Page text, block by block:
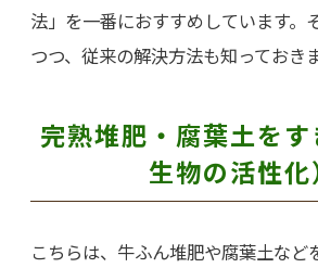
法」を一番におすすめしています。
つつ、従来の解決方法も知っておき
完熟堆肥・腐葉土を
生物の活性化
こちらは、牛ふん堆肥や腐葉土など